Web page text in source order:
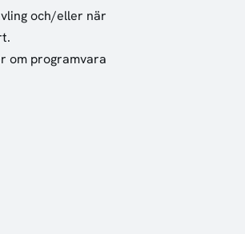
och/eller när
om programvara